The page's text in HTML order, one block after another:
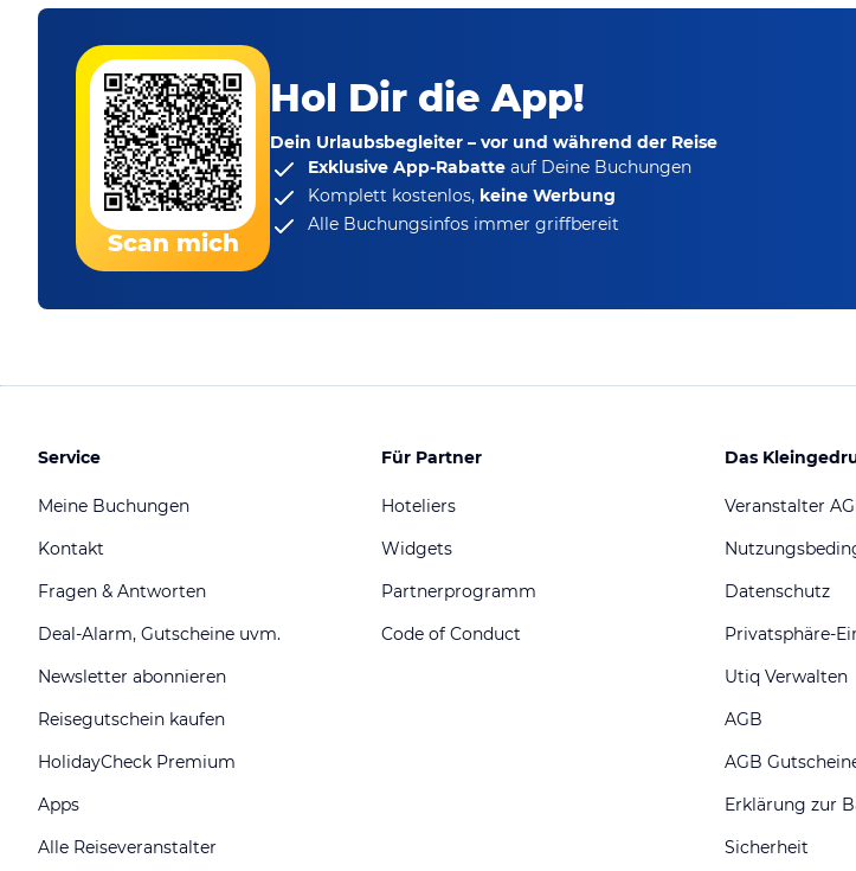
Scan mich
Hol Dir die App!
Dein Urlaubsbegleiter – vor und während der Reise
Exklusive App-Rabatte auf Deine Buchungen
Komplett kostenlos, keine Werbung
Alle Buchungsinfos immer griffbereit
Service
Meine Buchungen
Kontakt
Fragen & Antworten
Deal-Alarm, Gutscheine uvm.
Newsletter abonnieren
Reisegutschein kaufen
HolidayCheck Premium
Apps
Alle Reiseveranstalter
Für Partner
Hoteliers
Widgets
Partnerprogramm
Code of Conduct
Das
Veranstalter
Datenschutz
Privatsphäre-
Utiq Verwalten
AGB
AGB
Erklärung zur
Sicherheit